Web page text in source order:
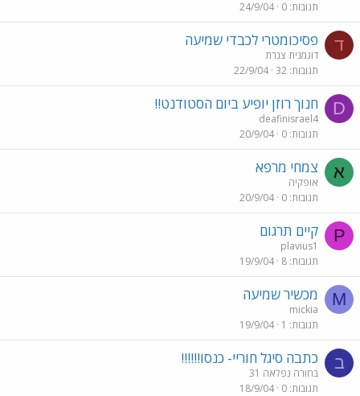
תגובות 0
24/9/04
ד פסיכומטרי לכבדי שמיעה
דוגמנית צנרת
תגובות 32
22/9/04
D חנוך רוזן יופיע ביום הסטודנט!!
deafinisrael4
תגובות 0
20/9/04
א צמחי מרפא
אופקיה
תגובות 0
20/9/04
P קיים תרגום
plavius1
תגובות 8
19/9/04
M מכשיר שמיעה
mickia
תגובות 1
19/9/04
ב כתבה סיגל חוריי- כנסו!!!!!!
בחורה נפלאה 31
תגובות 0
18/9/04